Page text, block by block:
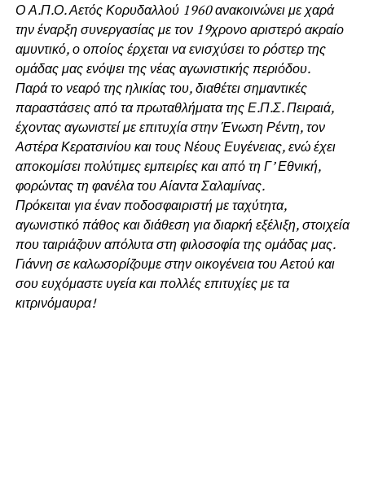
Ο Α.Π.Ο. Αετός Κορυδαλλού 1960 ανακοινώνει με χαρά
την έναρξη συνεργασίας με τον 19χρονο αριστερό ακραίο
αμυντικό, ο οποίος έρχεται να ενισχύσει το ρόστερ της
ομάδας μας ενόψει της νέας αγωνιστικής περιόδου.
Παρά το νεαρό της ηλικίας του, διαθέτει σημαντικές
παραστάσεις από τα πρωταθλήματα της Ε.Π.Σ. Πειραιά,
έχοντας αγωνιστεί με επιτυχία στην Ένωση Ρέντη, τον
Αστέρα Κερατσινίου και τους Νέους Ευγένειας, ενώ έχει
αποκομίσει πολύτιμες εμπειρίες και από τη Γ’ Εθνική,
φορώντας τη φανέλα του Αίαντα Σαλαμίνας.
Πρόκειται για έναν ποδοσφαιριστή με ταχύτητα,
αγωνιστικό πάθος και διάθεση για διαρκή εξέλιξη, στοιχεία
που ταιριάζουν απόλυτα στη φιλοσοφία της ομάδας μας.
Γιάννη σε καλωσορίζουμε στην οικογένεια του Αετού και
σου ευχόμαστε υγεία και πολλές επιτυχίες με τα
κιτρινόμαυρα!